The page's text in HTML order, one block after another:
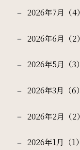
2026年7月（4）
2026年6月（2）
2026年5月（3）
2026年3月（6）
2026年2月（2）
2026年1月（1）